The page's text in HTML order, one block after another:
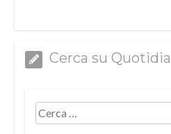
Cerca su